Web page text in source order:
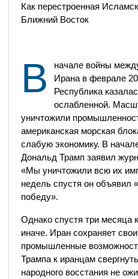
Как перестроенная
Ближний Восток
В
начале войны
Ирана в феврале
Республика
ослабленной.
уничтожили
американская морская
слабую экономику. В
Дональд Трамп заявил
«Мы уничтожили всю их
недель спустя он объявил
победу».
Однако спустя три месяца
иначе. Иран сохраняет
промышленные
Трампа к иранцам
народного восстания не